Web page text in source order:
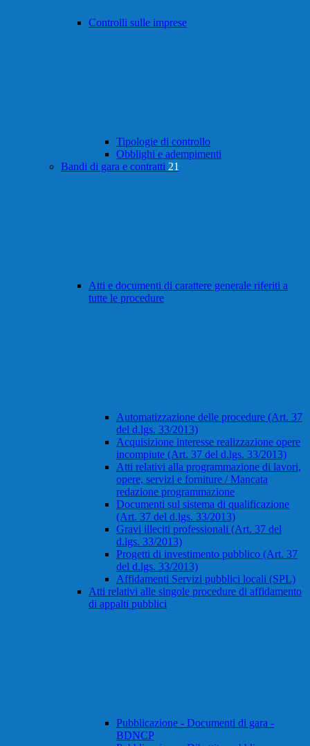
Controlli sulle imprese
Tipologie di controllo
Obblighi e adempimenti
Bandi di gara e contratti 21
Atti e documenti di carattere generale riferiti a
tutte le procedure
Automatizzazione delle procedure (Art. 37
del d.lgs. 33/2013)
Acquisizione interesse realizzazione opere
incompiute (Art. 37 del d.lgs. 33/2013)
Atti relativi alla programmazione di lavori,
opere, servizi e forniture / Mancata
redazione programmazione
Documenti sul sistema di qualificazione
(Art. 37 del d.lgs. 33/2013)
Gravi illeciti professionali (Art. 37 del
d.lgs. 33/2013)
Progetti di investimento pubblico (Art. 37
del d.lgs. 33/2013)
Affidamenti Servizi pubblici locali (SPL)
Atti relativi alle singole procedure di affidamento
di appalti pubblici
Pubblicazione - Documenti di gara -
BDNCP